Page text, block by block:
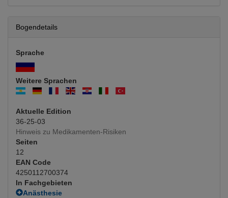
Bogendetails
Sprache
Weitere Sprachen
Aktuelle Edition
36-25-03
Hinweis zu Medikamenten-Risiken
Seiten
12
EAN Code
4250112700374
In Fachgebieten
Anästhesie